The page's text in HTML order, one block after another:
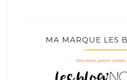
MA MARQUE LES